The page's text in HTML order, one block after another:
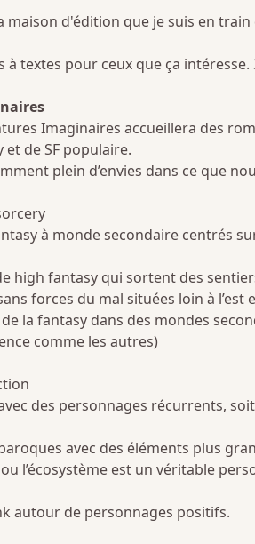
maison d'édition que je suis en train
à textes pour ceux que ça
Imaginaires accueillera des
de SF populaire.
plein d’envies dans ce que
à monde secondaire centrés
high fantasy qui sortent des
forces du mal situées loin à l’est
de la fantasy dans des mondes
comme les autres)
des personnages récurrents,
avec des éléments plus
l’écosystème est un véritable
autour de personnages positifs.